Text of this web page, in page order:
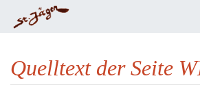
Quelltext der Seite